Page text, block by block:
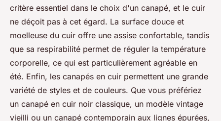
critère essentiel dans le choix d'un canapé, et le cuir
ne déçoit pas à cet égard. La surface douce et
moelleuse du cuir offre une assise confortable, tandis
que sa respirabilité permet de réguler la température
corporelle, ce qui est particulièrement agréable en
été. Enfin, les canapés en cuir permettent une grande
variété de styles et de couleurs. Que vous préfériez
un canapé en cuir noir classique, un modèle vintage
vieilli ou un canapé contemporain aux lignes épurées,